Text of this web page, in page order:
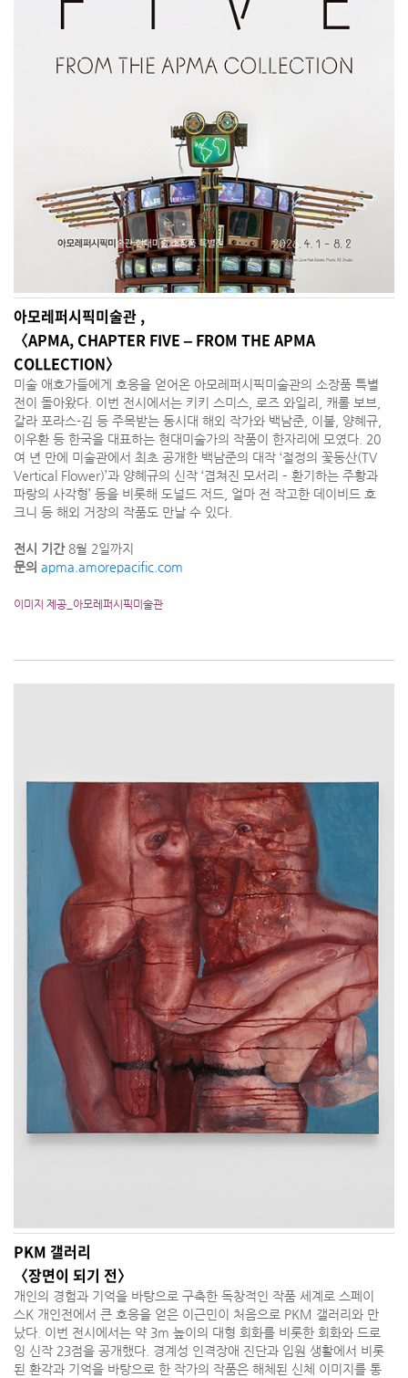
아모레퍼시픽미술관 ,
〈APMA, CHAPTER FIVE – FROM THE APMA
COLLECTION〉
미술 애호가들에게 호응을 얻어온 아모레퍼시픽미술관의 소장품 특별
전이 돌아왔다. 이번 전시에서는 키키 스미스, 로즈 와일리, 캐롤 보브,
갈라 포라스-김 등 주목받는 동시대 해외 작가와 백남준, 이불, 양혜규,
이우환 등 한국을 대표하는 현대미술가의 작품이 한자리에 모였다. 20
여 년 만에 미술관에서 최초 공개한 백남준의 대작 ‘절정의 꽃동산(TV
Vertical Flower)’과 양혜규의 신작 ‘겹쳐진 모서리 – 환기하는 주황과
파랑의 사각형’ 등을 비롯해 도널드 저드, 얼마 전 작고한 데이비드 호
크니 등 해외 거장의 작품도 만날 수 있다.
전시 기간 8월 2일까지
문의 apma.amorepacific.com
이미지 제공_아모레퍼시픽미술관
PKM 갤러리
〈장면이 되기 전〉
개인의 경험과 기억을 바탕으로 구축한 독창적인 작품 세계로 스페이
스K 개인전에서 큰 호응을 얻은 이근민이 처음으로 PKM 갤러리와 만
났다. 이번 전시에서는 약 3m 높이의 대형 회화를 비롯한 회화와 드로
잉 신작 23점을 공개했다. 경계성 인격장애 진단과 입원 생활에서 비롯
된 환각과 기억을 바탕으로 한 작가의 작품은 해체된 신체 이미지를 통